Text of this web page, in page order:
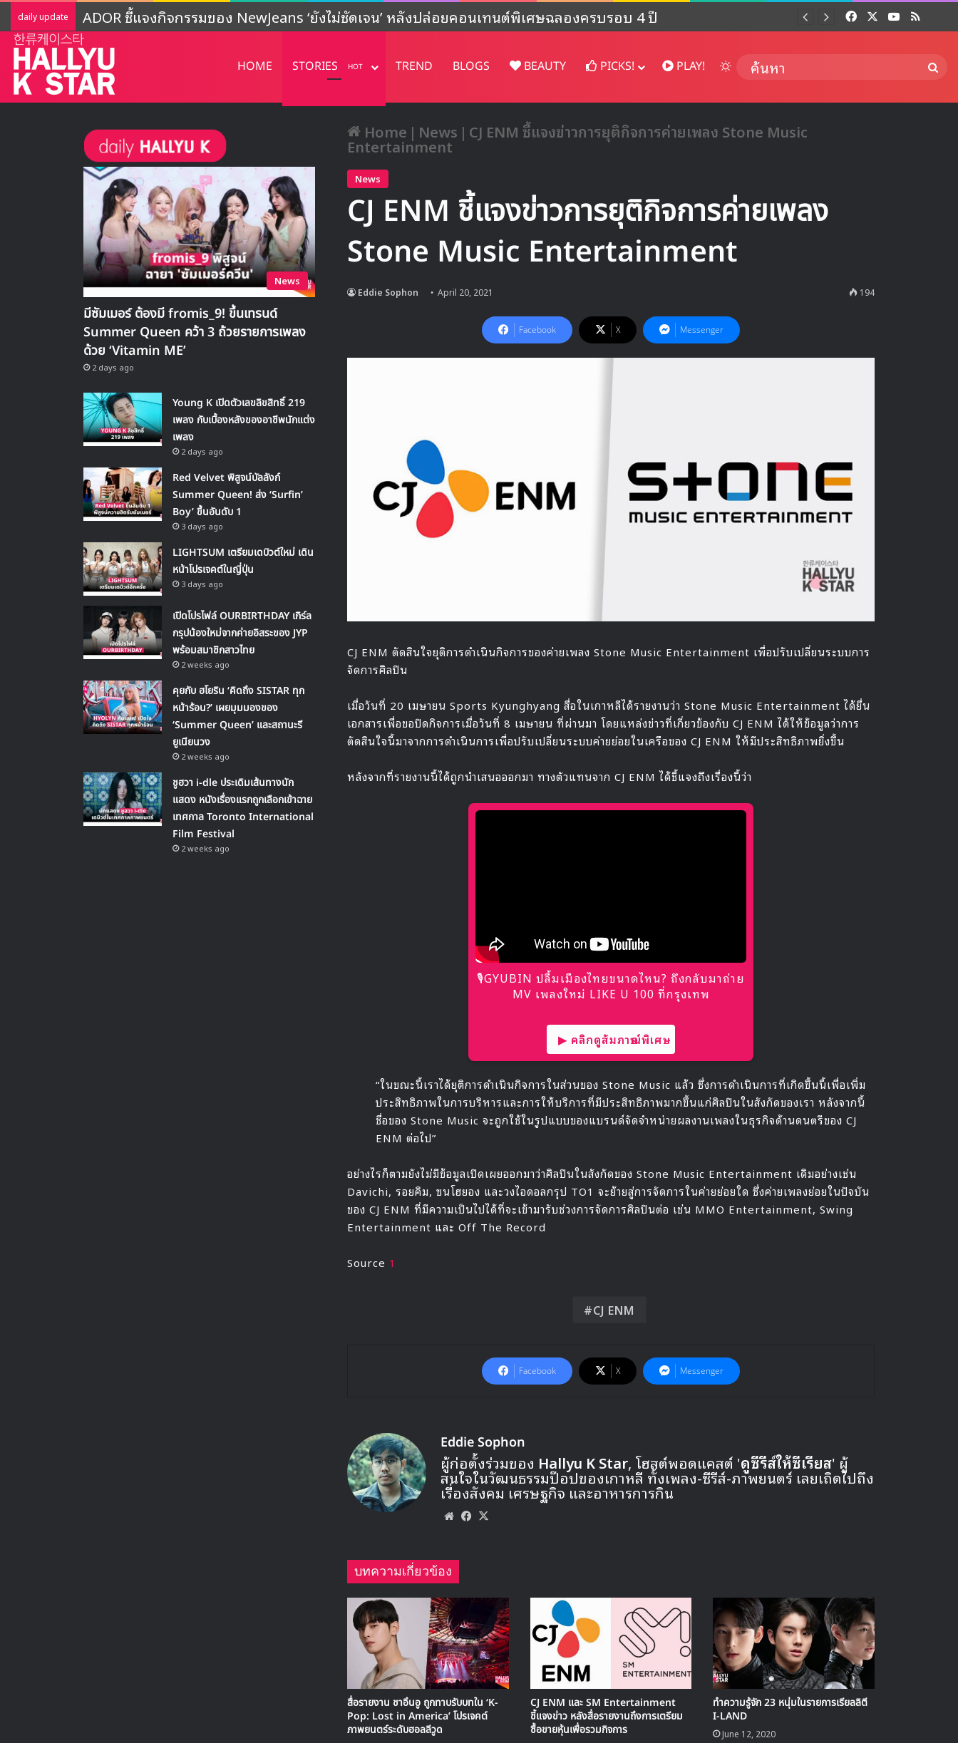
daily update ADOR ชี้แจงกิจกรรมของ NewJeans ‘ยังไม่ชัดเจน’ หลังปล่อยคอนเทนต์พิเศษฉลองครบรอบ 4 ปี FacebookYouTube
RSS
HOME STORIES HOT TREND BLOGS BEAUTY PICKS! PLAY! Switch skin
Home | News | CJ ENM ชี้แจงข่าวการยุติกิจการค่ายเพลง Stone Music
Entertainment
News
CJ ENM ชี้แจงข่าวการยุติกิจการค่ายเพลง
Stone Music Entertainment
Eddie Sophon April 20, 2021 194
Facebook X Messenger
CJ ENM ตัดสินใจยุติการดำเนินกิจการของค่ายเพลง Stone Music Entertainment เพื่อปรับเปลี่ยนระบบการ
จัดการศิลปิน
เมื่อวันที่ 20 เมษายน Sports Kyunghyang สื่อในเกาหลีได้รายงานว่า Stone Music Entertainment ได้ยื่น
เอกสารเพื่อขอปิดกิจการเมื่อวันที่ 8 เมษายน ที่ผ่านมา โดยแหล่งข่าวที่เกี่ยวข้องกับ CJ ENM ได้ให้ข้อมูลว่าการ
ตัดสินใจนี้มาจากการดำเนินการเพื่อปรับเปลี่ยนระบบค่ายย่อยในเครือของ CJ ENM ให้มีประสิทธิภาพยิ่งขึ้น
หลังจากที่รายงานนี้ได้ถูกนำเสนอออกมา ทางตัวแทนจาก CJ ENM ได้ชี้แจงถึงเรื่องนี้ว่า
🎙GYUBIN ปลื้มเมืองไทยขนาดไหน? ถึงกลับมาถ่าย
MV เพลงใหม่ LIKE U 100 ที่กรุงเทพ
▶ คลิกดูสัมภาษณ์พิเศษ
“ในขณะนี้เราได้ยุติการดำเนินกิจการในส่วนของ Stone Music แล้ว ซึ่งการดำเนินการที่เกิดขึ้นนี้เพื่อเพิ่ม
ประสิทธิภาพในการบริหารและการให้บริการที่มีประสิทธิภาพมากขึ้นแก่ศิลปินในสังกัดของเรา หลังจากนี้
ชื่อของ Stone Music จะถูกใช้ในรูปแบบของแบรนด์จัดจำหน่ายผลงานเพลงในธุรกิจด้านดนตรีของ CJ
ENM ต่อไป”
อย่างไรก็ตามยังไม่มีข้อมูลเปิดเผยออกมาว่าศิลปินในสังกัดของ Stone Music Entertainment เดิมอย่างเช่น
Davichi, รอยคิม, ซนโฮยอง และวงไอดอลกรุป TO1 จะย้ายสู่การจัดการในค่ายย่อยใด ซึ่งค่ายเพลงย่อยในปัจบัน
ของ CJ ENM ที่มีความเป็นไปได้ที่จะเข้ามารับช่วงการจัดการศิลปินต่อ เช่น MMO Entertainment, Swing
Entertainment และ Off The Record
Source 1
CJ ENM
Facebook X Messenger
Eddie Sophon
ผู้ก่อตั้งร่วมของ Hallyu K Star, โฮสต์พอดแคสต์ 'ดูซีรีส์ให้ซีเรียส' ผู้
สนใจในวัฒนธรรมป๊อปของเกาหลี ทั้งเพลง-ซีรีส์-ภาพยนตร์ เลยเถิดไปถึง
เรื่องสังคม เศรษฐกิจ และอาหารการกิน
WebsiteFacebook
บทความเกี่ยวข้อง
สื่อรายงาน ชาอึนอู ถูกทาบรับบทใน ‘K-
Pop: Lost in America’ โปรเจคต์
ภาพยนตร์ระดับฮอลลีวูด
CJ ENM และ SM Entertainment
ชี้แจงข่าว หลังสื่อรายงานถึงการเตรียม
ซื้อขายหุ้นเพื่อรวมกิจการ
ทำความรู้จัก 23 หนุ่มในรายการเรียลลิตี
I-LAND
June 12, 2020
News
มีซัมเมอร์ ต้องมี fromis_9! ขึ้นเทรนด์
Summer Queen คว้า 3 ถ้วยรายการเพลง
ด้วย ‘Vitamin ME’
2 days ago
Young K เปิดตัวเลขลิขสิทธิ์ 219
เพลง กับเบื้องหลังของอาชีพนักแต่ง
เพลง
2 days ago
Red Velvet พิสูจน์บัลลังก์
Summer Queen! ส่ง ‘Surfin’
Boy’ ขึ้นอันดับ 1
3 days ago
LIGHTSUM เตรียมเดบิวต์ใหม่ เดิน
หน้าโปรเจคต์ในญี่ปุ่น
3 days ago
เปิดโปรไฟล์ OURBIRTHDAY เกิร์ล
กรุปน้องใหม่จากค่ายอิสระของ JYP
พร้อมสมาชิกสาวไทย
2 weeks ago
คุยกับ ฮโยริน ‘คิดถึง SISTAR ทุก
หน้าร้อน?’ เผยมุมมองของ
‘Summer Queen’ และสถานะรี
ยูเนียนวง
2 weeks ago
ชูฮวา i-dle ประเดิมเส้นทางนัก
แสดง หนังเรื่องแรกถูกเลือกเข้าฉาย
เทศกาล Toronto International
Film Festival
2 weeks ago